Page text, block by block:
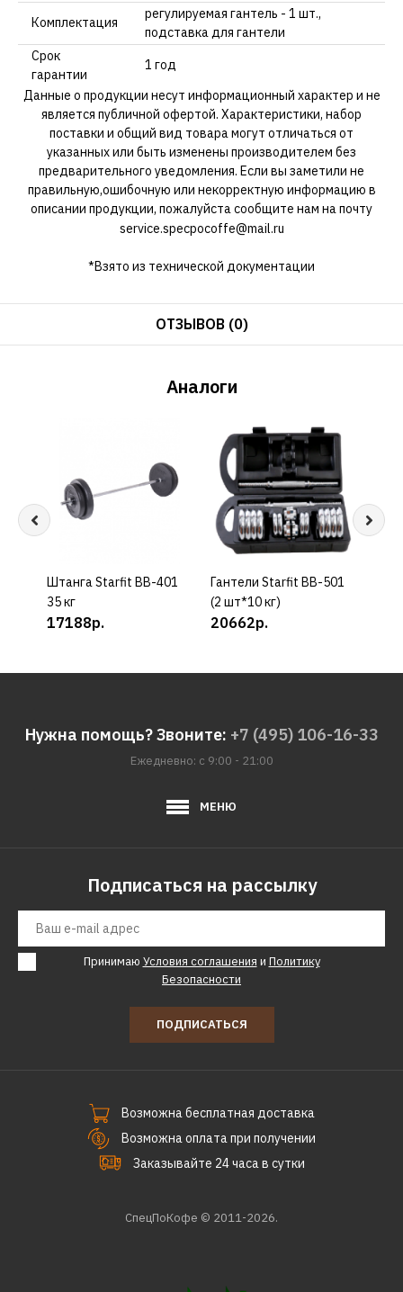
Комплектация
регулируемая гантель - 1 шт.,
подставка для гантели
Срок
гарантии
1 год
Данные о продукции несут информационный характер и не
является публичной офертой. Характеристики, набор
поставки и общий вид товара могут отличаться от
указанных или быть изменены производителем без
предварительного уведомления. Если вы заметили не
правильную,ошибочную или некорректную информацию в
описании продукции, пожалуйста сообщите нам на почту
service.specpocoffe@mail.ru
*Взято из технической документации
ОТЗЫВОВ (0)
Аналоги
КУПИТЬ
Штанга Starfit BB-401
35 кг
17188р.
КУПИТЬ
Гантели Starfit BB-501
(2 шт*10 кг)
20662р.
Нужна помощь? Звоните: +7 (495) 106-16-33
Ежедневно: с 9:00 - 21:00
МЕНЮ
Подписаться на рассылку
Принимаю Условия соглашения и Политику
Безопасности
ПОДПИСАТЬСЯ
Возможна бесплатная доставка
Возможна оплата при получении
Заказывайте 24 часа в сутки
СпецПоКофе © 2011-2026.